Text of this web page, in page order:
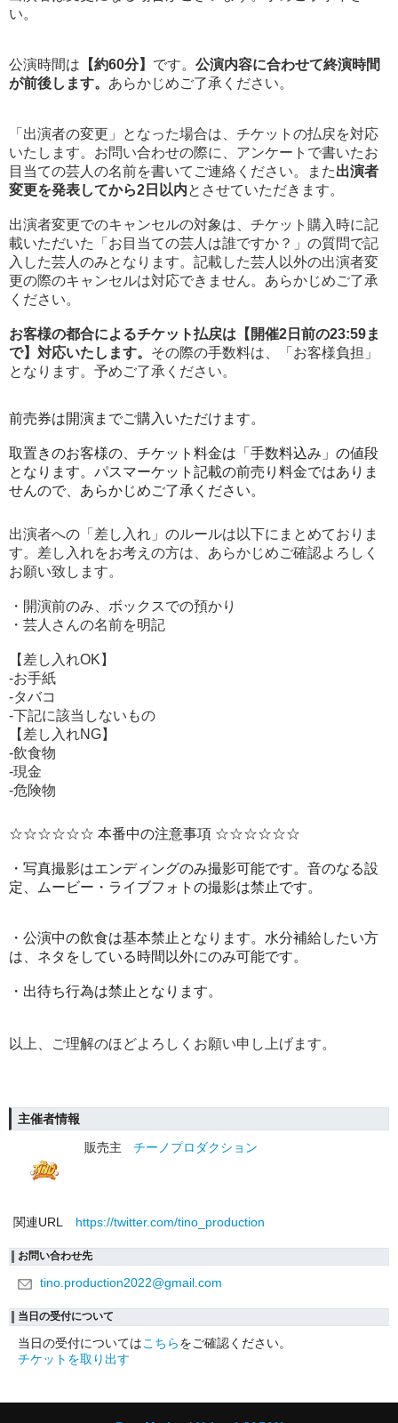
い。
公演時間は 【約60分】 です。 公演内容に合わせて終演時間
が前後します。 あらかじめご了承ください。
「出演者の変更」となった場合は、チケットの払戻を対応
いたします。お問い合わせの際に、アンケートで書いたお
目当ての芸人の名前を書いてご連絡ください。また出演者
変更を発表してから2日以内とさせていただきます。
出演者変更でのキャンセルの対象は、チケット購入時に記
載いただいた「お目当ての芸人は誰ですか？」の質問で記
入した芸人のみとなります。記載した芸人以外の出演者変
更の際のキャンセルは対応できません。あらかじめご了承
ください。
お客様の都合によるチケット払戻は【開催2日前の23:59ま
で】対応いたします。 その際の手数料は、「お客様負担」
となります。予めご了承ください。
前売券は開演までご購入いただけます。
取置きのお客様の、チケット料金は「手数料込み」の値段
となります。パスマーケット記載の前売り料金ではありま
せんので、あらかじめご了承ください。
出演者への「差し入れ」のルールは以下にまとめておりま
す。差し入れをお考えの方は、あらかじめご確認よろしく
お願い致します。
・開演前のみ、ボックスでの預かり
・芸人さんの名前を明記
【差し入れOK】
-お手紙
-タバコ
-下記に該当しないもの
【差し入れNG】
-飲食物
-現金
-危険物
☆☆☆☆☆☆ 本番中の注意事項 ☆☆☆☆☆☆
・写真撮影はエンディングのみ撮影可能です。音のなる設
定、ムービー・ライブフォトの撮影は禁止です。
・公演中の飲食は基本禁止となります。水分補給したい方
は、ネタをしている時間以外にのみ可能です。
・出待ち行為は禁止となります。
以上、ご理解のほどよろしくお願い申し上げます。
主催者情報
販売主
チーノプロダクション
関連URL https://twitter.com/tino_production
お問い合わせ先
tino.production2022@gmail.com
当日の受付について
当日の受付についてはこちらをご確認ください。
チケットを取り出す